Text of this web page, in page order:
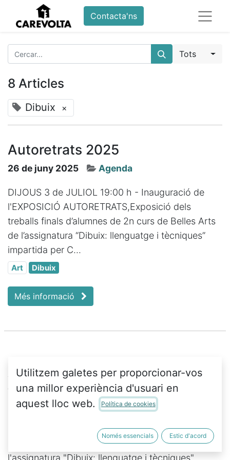
Contacta'ns
Tots
8 Articles
Dibuix ×
Autoretrats 2025
26 de juny 2025 Agenda
DIJOUS 3 de JULIOL 19:00 h - Inauguració de
l'EXPOSICIÓ AUTORETRATS,Exposició dels
treballs finals d’alumnes de 2n curs de Belles Arts
de l’assignatura “Dibuix: llenguatge i tècniques”
impartida per C...
Art Dibuix
Més informació
Autoretrats
19 de juny 2024 Agenda
DIMECRES 3 de JULIOL 19:30 h - Inauguració de
l'EXPOSICIÓ AUTORETRATS, treballs finals
d'alumnes de 2n curs de Belles arts de
l'assignatura "Dibuix: llenguatge i tècniques"
Utilitzem galetes per proporcionar-vos
una millor experiència d'usuari en
aquest lloc web.
Política de cookies
Només essencials Estic d'acord